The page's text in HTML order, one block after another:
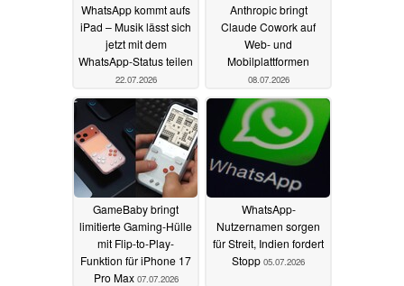
WhatsApp kommt aufs
iPad – Musik lässt sich
jetzt mit dem
WhatsApp-Status teilen
22.07.2026
Anthropic bringt
Claude Cowork auf
Web- und
Mobilplattformen
08.07.2026
GameBaby bringt
limitierte Gaming-Hülle
mit Flip-to-Play-
Funktion für iPhone 17
Pro Max 07.07.2026
WhatsApp-
Nutzernamen sorgen
für Streit, Indien fordert
Stopp 05.07.2026